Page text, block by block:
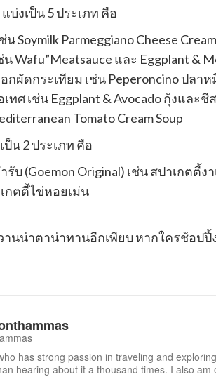
บ่งเป็น 5 ประเภท คือ
Soymilk Parmeggiano Cheese
Wafu”Meatsauce และ Eggplant &
ผัดกระเทียม เช่น Peperoncino ปลา
ทศ เช่น Eggplant & Avocado กุ้งและชีส
Tomato Cream Soup
น 2 ประเภท คือ
บ (Goemon Original) เช่น สปาเกตตี้
กตตี้ไข่หอยเม่น
นน่าตาน่าทานอีกเพียบ หากใครช้อปปิ้
has strong passion in traveling and
hearing about it a thousand times. I also